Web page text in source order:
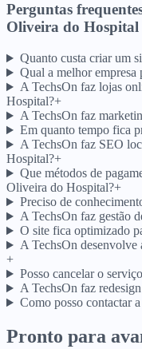
Perguntas
Oliveira do Hospital
Quanto custa criar um
Qual a melhor
A TechsOn faz lojas
Hospital?+
A TechsOn faz
Em quanto tempo fica
A TechsOn faz SEO
Hospital?+
Que métodos de
Oliveira do Hospital?+
Preciso de
A TechsOn faz gestão
O site fica optimizado
A TechsOn
+
Posso cancelar o
A TechsOn faz
Como posso contactar
Pronto para